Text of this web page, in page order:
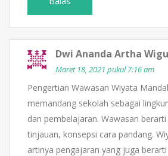
Dwi Ananda Artha
Maret 18, 2021 pukul 7:16 am
Pengertian Wawasan Wiyata
memandang sekolah sebagai
dan pembelajaran. Wawasan
tinjauan, konsepsi cara pandang.
artinya pengajaran yang juga